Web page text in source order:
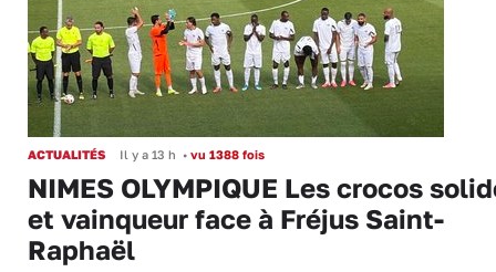
ACTUALITÉS Il y a 13 h • vu 1388 fois
NIMES OLYMPIQUE Les crocos
et vainqueur face à Fréjus Saint-
Raphaël